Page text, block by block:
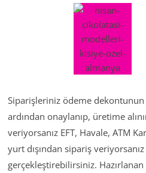
Siparişleriniz ödeme dekontunun
ardından onaylanıp, üretime
veriyorsanız EFT, Havale, ATM
yurt dışından sipariş
gerçekleştirebilirsiniz.